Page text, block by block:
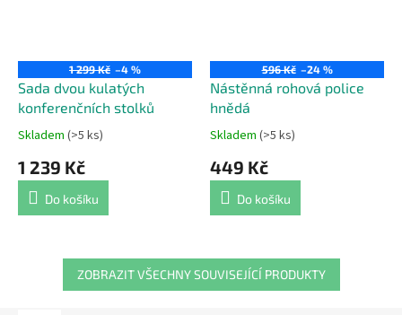
1 299 Kč –4 %
Sada dvou kulatých
konferenčních stolků
Průměrné
produktu
4,4
hvězdiček.
Skladem (>5 ks)
1 239 Kč
Do košíku
596 Kč –24 %
Nástěnná rohová police
hnědá
Průměrné
produktu
5,0
hvězdiček.
Skladem (>5 ks)
449 Kč
Do košíku
ZOBRAZIT VŠECHNY SOUVISEJÍCÍ PRODUKTY